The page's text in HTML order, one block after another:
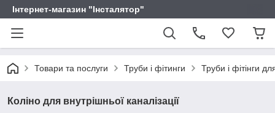
Інтернет-магазин "Інсталятор"
Товари та послуги Труби і фітинги Труби і фітінги
Коліно для внутрішньої каналізації